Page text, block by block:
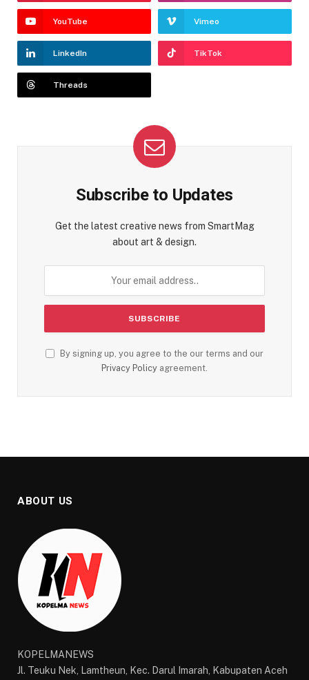
YouTube Vimeo
LinkedIn TikTok
Threads
Subscribe to Updates
Get the latest creative news from SmartMag
about art & design.
By signing up, you agree to the our terms and our
Privacy Policy agreement.
ABOUT US
KOPELMANEWS
Jl. Teuku Nek, Lamtheun, Kec. Darul Imarah, Kabupaten Aceh